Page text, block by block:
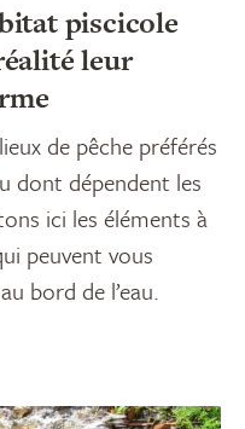
piscicole
leur
de pêche préférés
dont dépendent les
ici les éléments à
peuvent vous
bord de l’eau.